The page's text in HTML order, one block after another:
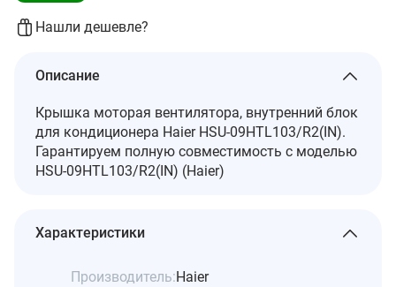
Нашли дешевле?
Описание
Крышка моторая вентилятора, внутренний блок
для кондиционера Haier HSU-09HTL103/R2(IN).
Гарантируем полную совместимость с моделью
HSU-09HTL103/R2(IN) (Haier)
Характеристики
Производитель:Haier